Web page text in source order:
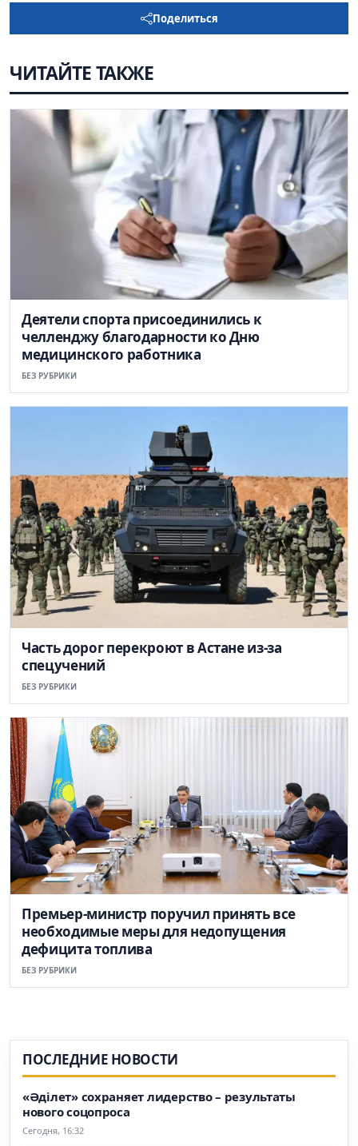
Поделиться
ЧИТАЙТЕ ТАКЖЕ
Деятели спорта присоединились к
челленджу благодарности ко Дню
медицинского работника
БЕЗ РУБРИКИ
Часть дорог перекроют в Астане из-за
спецучений
БЕЗ РУБРИКИ
Премьер-министр поручил принять все
необходимые меры для недопущения
дефицита топлива
БЕЗ РУБРИКИ
ПОСЛЕДНИЕ НОВОСТИ
«Әділет» сохраняет лидерство – результаты
нового соцопроса
Сегодня, 16:32